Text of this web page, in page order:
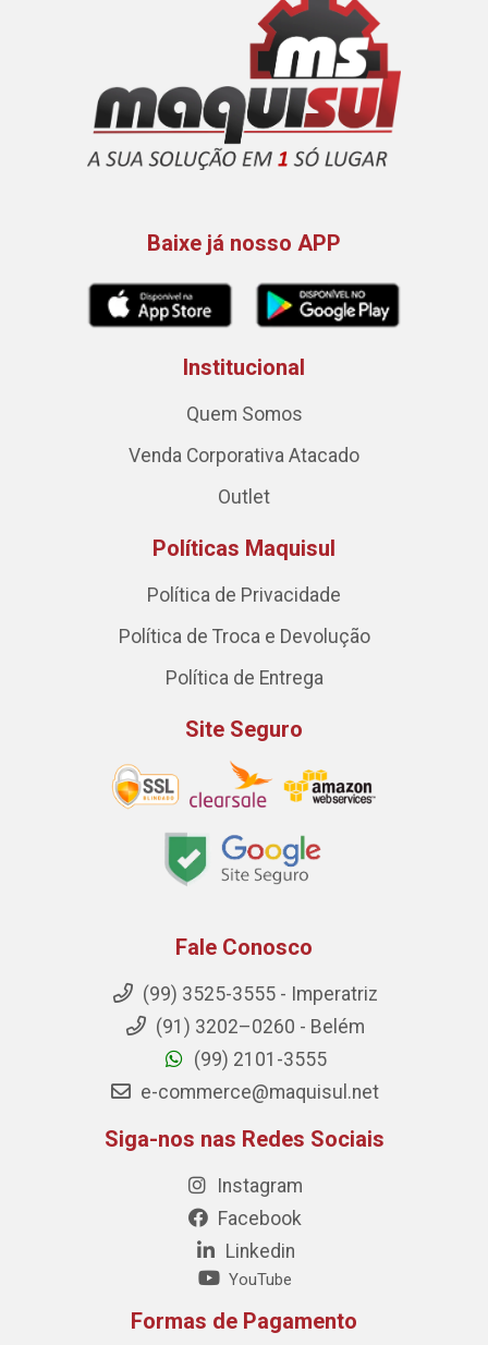
Baixe já nosso APP
Institucional
Quem Somos
Venda Corporativa Atacado
Outlet
Políticas Maquisul
Política de Privacidade
Política de Troca e Devolução
Política de Entrega
Site Seguro
Fale Conosco
(99) 3525-3555 - Imperatriz
(91) 3202–0260 - Belém
(99) 2101-3555
e-commerce@maquisul.net
Siga-nos nas Redes Sociais
Instagram
Facebook
Linkedin
YouTube
Formas de Pagamento